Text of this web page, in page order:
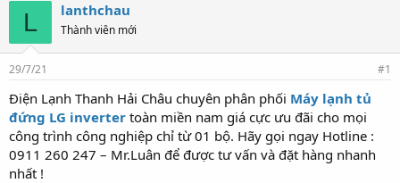
L lanthchau
Thành viên mới
29/7/21 #1
Điện Lạnh Thanh Hải Châu chuyên phân phối Máy lạnh tủ
đứng LG inverter toàn miền nam giá cực ưu đãi cho mọi
công trình công nghiệp chỉ từ 01 bộ. Hãy gọi ngay Hotline :
0911 260 247 – Mr.Luân để được tư vấn và đặt hàng nhanh
nhất !